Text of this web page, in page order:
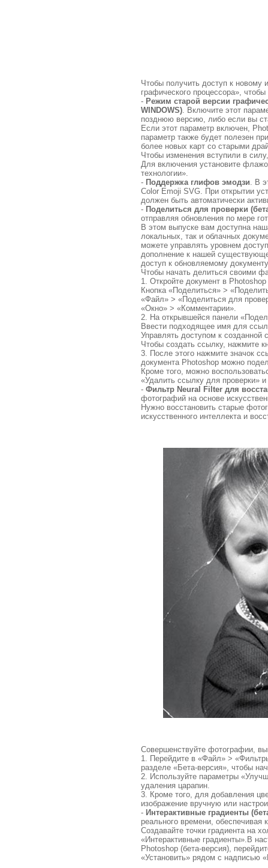
Чтобы получить доступ к новому
графического процессора»,
- Режим старой версии
WINDOWS). Включите этот
позднюю версию, либо если вы
Если этот параметр включен,
параметр также будет полезен
более новых карт со старыми
Чтобы изменения вступили в
Для включения установите
технологии».
- Поддержка глифов эмодзи. В
Color Emoji SVG. При открытии
должен быть автоматически
- Поделиться для проверки
отправляя обновления по мере
В этом выпуске вам доступна
локальных, так и облачных
можете управлять уровнем
дополнение к нашей
доступ к обновляемому
Чтобы начать делиться своими
1. Откройте документ в
Кнопка «Поделиться» >
«Файл» > «Поделиться для
«Окно» > «Комментарии».
2. На открывшейся панели
Ввести подходящее имя для
Управлять доступом к созданной
Чтобы создать ссылку, нажмите
3. После этого нажмите значок
документа Photoshop можно
Кроме того, можно
«Удалить ссылку для проверки»
-Фильтр Neural Filter для
фотографий на основе
Нужно восстановить старые
искусственного интеллекта и
Совершенствуйте фотографии,
1. Перейдите в «Файл» >
разделе «Бета-версия», чтобы
2. Используйте параметры
удаления царапин.
3. Кроме того, для добавления
изображение вручную или
- Интерактивные градиенты
реального времени, обеспечивая
Создавайте точки градиента на
«Интерактивные градиенты».В
Photoshop (бета-версия),
«Установить» рядом с надписью